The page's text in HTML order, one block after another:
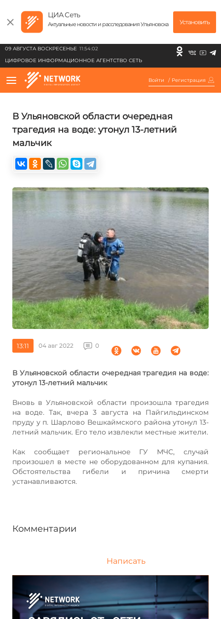
ЦИА Сеть
Актуальные новости и расследования Ульяновска Установить
09 АВГУСТА ВОСКРЕСЕНЬЕ 11:54:02
ЦИФРОВОЕ ИНФОРМАЦИОННОЕ АГЕНТСТВО СЕТЬ
Войти / Регистрация
В Ульяновской области очередная
трагедия на воде: утонул 13-летний
мальчик
13:11 04 авг 2022 0
В Ульяновской области очередная трагедия на воде:
утонул 13-летний мальчик
Вновь в Ульяновской области произошла трагедия
на воде. Так, вчера 3 августа на Пайгильдинском
пруду у п. Шарлово Вешкаймского района утонул 13-
летний мальчик. Его тело извлекли местные жители.
Как сообщает региональное ГУ МЧС, случай
произошел в месте не оборудованном для купания.
Обстоятельства гибели и причина смерти
устанавливаются.
Комментарии
Написать